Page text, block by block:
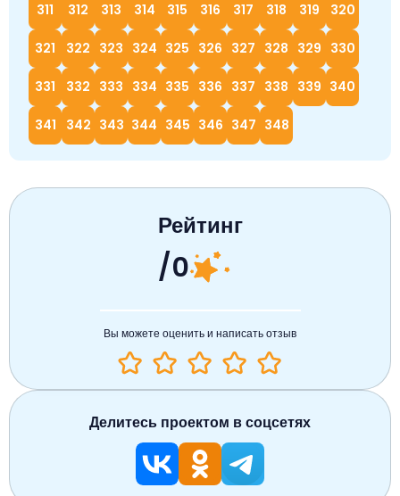
311 312 313 314 315 316 317 318 319 320
321 322 323 324 325 326 327 328 329 330
331 332 333 334 335 336 337 338 339 340
341 342 343 344 345 346 347 348
Рейтинг
/0
Вы можете оценить и написать отзыв
Делитесь проектом в соцсетях